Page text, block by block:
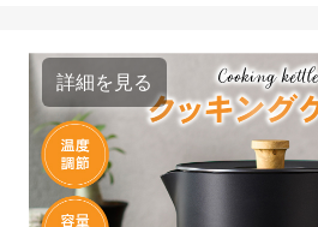
詳細を見る